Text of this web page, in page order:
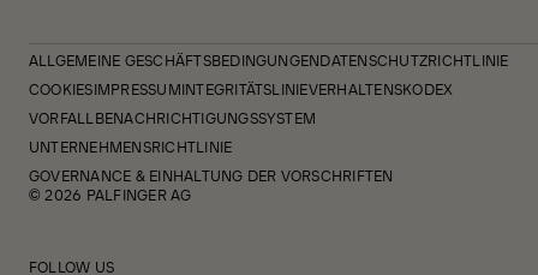
ALLGEMEINE GESCHÄFTSBEDINGUNGENDATENSCHUTZRICHTLINIE
COOKIESIMPRESSUMINTEGRITÄTSLINIEVERHALTENSKODEX
VORFALLBENACHRICHTIGUNGSSYSTEM
UNTERNEHMENSRICHTLINIE
GOVERNANCE & EINHALTUNG DER VORSCHRIFTEN
© 2026 PALFINGER AG
FOLLOW US